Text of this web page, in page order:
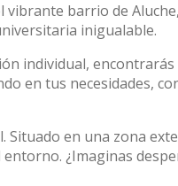
barrio de
inigualable.
individual,
en tus necesidades,
Situado en una zona
¿Imaginas